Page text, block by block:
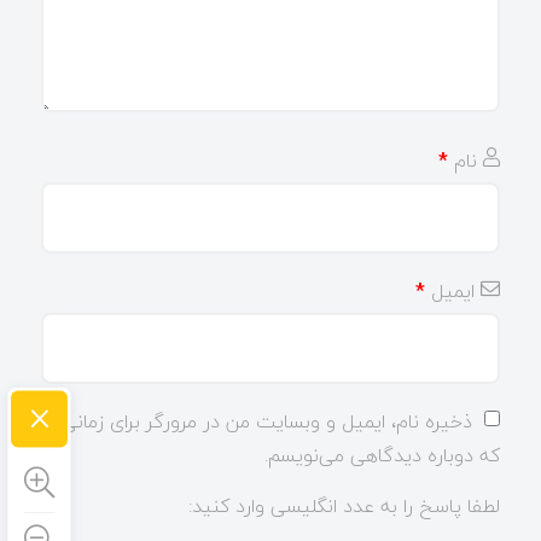
نام *
ایمیل *
ذخیره نام، ایمیل و وبسایت من در مرورگر برای زمانی
که دوباره دیدگاهی می‌نویسم.
لطفا پاسخ را به عدد انگلیسی وارد کنید:
×